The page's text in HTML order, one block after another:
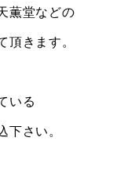
薫堂などの
きます。
いる
さい。